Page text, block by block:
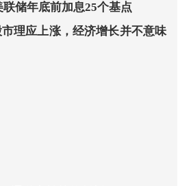
储年底前加息25个基点
理应上涨，经济增长并不意味